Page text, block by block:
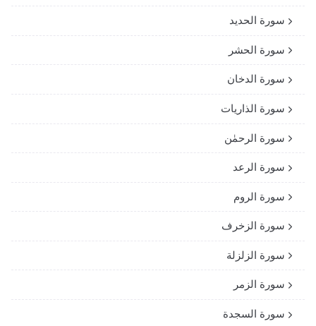
سورة الحديد
سورة الحشر
سورة الدخان
سورة الذاريات
سورة الرحمٰن
سورة الرعد
سورة الروم
سورة الزخرف
سورة الزلزلة
سورة الزمر
سورة السجدة